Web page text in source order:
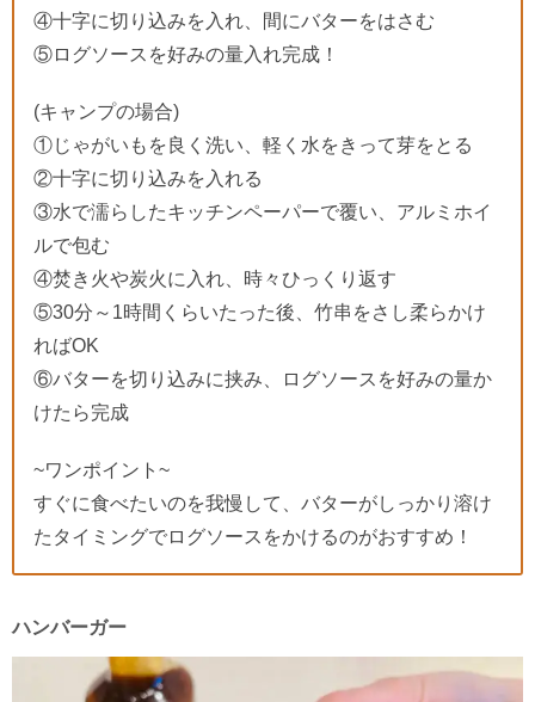
④十字に切り込みを入れ、間にバターをはさむ
⑤ログソースを好みの量入れ完成！
(キャンプの場合)
①じゃがいもを良く洗い、軽く水をきって芽をとる
②十字に切り込みを入れる
③水で濡らしたキッチンペーパーで覆い、アルミホイ
ルで包む
④焚き火や炭火に入れ、時々ひっくり返す
⑤30分～1時間くらいたった後、竹串をさし柔らかけ
ればOK
⑥バターを切り込みに挟み、ログソースを好みの量か
けたら完成
~ワンポイント~
すぐに食べたいのを我慢して、バターがしっかり溶け
たタイミングでログソースをかけるのがおすすめ！
ハンバーガー